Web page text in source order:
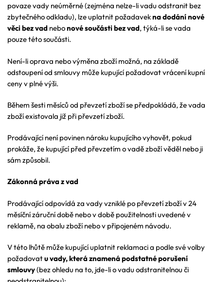
povaze vady neúměrné (zejména nelze-li vadu odstranit bez
zbytečného odkladu), lze uplatnit požadavekna dodání nové
věci bez vad nebonové součásti bez vad, týká-li se vada
pouze této součásti.
Není-li oprava nebo výměna zboží možná, na základě
odstoupení od smlouvy může kupující požadovat vrácení kupní
ceny v plné výši.
Během šesti měsíců od převzetí zboží se předpokládá, že vada
zboží existovala již při převzetí zboží.
Prodávající není povinen nároku kupujícího vyhovět, pokud
prokáže, že kupující před převzetím o vadě zboží věděl nebo ji
sám způsobil.
Zákonná práva z vad
Prodávající odpovídá za vady vzniklé po převzetí zboží v 24
měsíční záruční době nebo v době použitelnosti uvedené v
reklamě, na obalu zboží nebo v připojeném návodu.
V této lhůtě může kupující uplatnit reklamaci a podle své volby
požadovatu vady, která znamená podstatné porušení
smlouvy(bez ohledu na to, jde-li o vadu odstranitelnou či